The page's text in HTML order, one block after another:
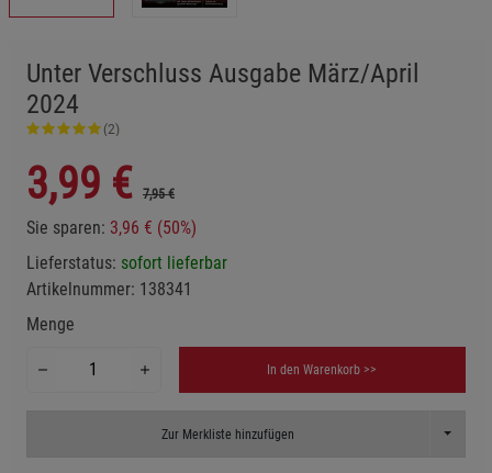
Unter Verschluss Ausgabe März/April
2024
(2)
3,99 € 7,95 €
Sie sparen: 3,96 € (50%)
Lieferstatus: sofort lieferbar
Artikelnummer: 138341
Menge
In den Warenkorb >>
Zur Merkliste hinzufügen Toggle